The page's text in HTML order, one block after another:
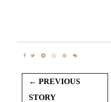
← PREVIOUS
STORY